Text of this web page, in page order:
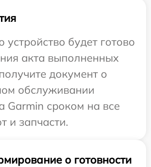
устройство будет готово
акта выполненных
документ о
обслуживании
Garmin сроком на все
и запчасти.
о готовности